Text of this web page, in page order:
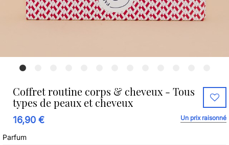
Coffret routine corps & cheveux - Tous
types de peaux et cheveux
16,90 € Un prix raisonné
Parfum